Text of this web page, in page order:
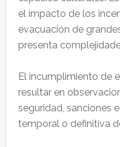
el impacto de los
evacuación de
presenta
El incumplimiento de
resultar en
seguridad, sanciones
temporal o definitiva